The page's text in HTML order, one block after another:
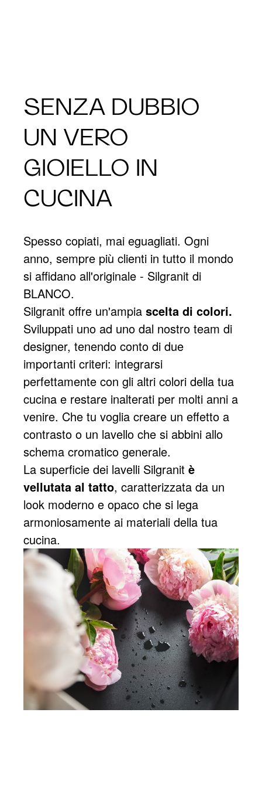
SENZA DUBBIO
UN VERO
GIOIELLO IN
CUCINA
Spesso copiati, mai eguagliati. Ogni
anno, sempre più clienti in tutto il mondo
si affidano all'originale - Silgranit di
BLANCO.
Silgranit offre un'ampia scelta di colori.
Sviluppati uno ad uno dal nostro team di
designer, tenendo conto di due
importanti criteri: integrarsi
perfettamente con gli altri colori della tua
cucina e restare inalterati per molti anni a
venire. Che tu voglia creare un effetto a
contrasto o un lavello che si abbini allo
schema cromatico generale.
La superficie dei lavelli Silgranit è
vellutata al tatto, caratterizzata da un
look moderno e opaco che si lega
armoniosamente ai materiali della tua
cucina.